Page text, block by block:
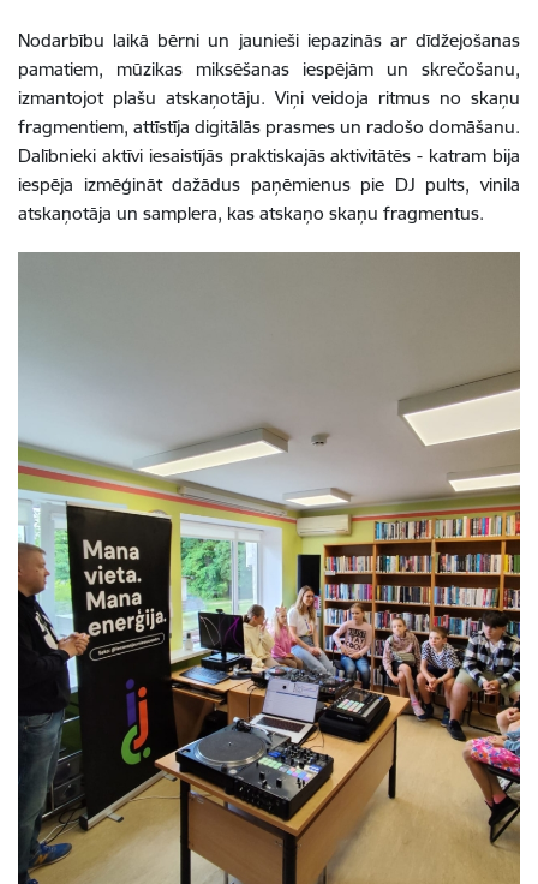
Nodarbību laikā bērni un jaunieši iepazinās ar dīdžejošanas
pamatiem, mūzikas miksēšanas iespējām un skrečošanu,
izmantojot plašu atskaņotāju. Viņi veidoja ritmus no skaņu
fragmentiem, attīstīja digitālās prasmes un radošo domāšanu.
Dalībnieki aktīvi iesaistījās praktiskajās aktivitātēs - katram bija
iespēja izmēģināt dažādus paņēmienus pie DJ pults, vinila
atskaņotāja un samplera, kas atskaņo skaņu fragmentus.